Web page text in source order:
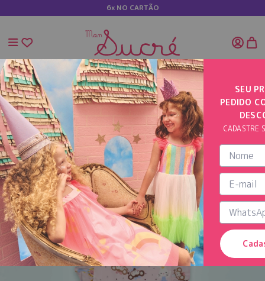
6x NO CARTÃO
INÍCIO VESTIDO ESTAMPA ANIMAIS COM BABADOS
SEU
PEDIDO
CADASTRE